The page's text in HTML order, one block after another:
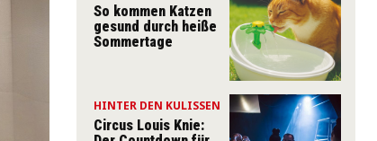
So kommen Katzen
gesund durch heiße
Sommertage
HINTER DEN KULISSEN
Circus Louis Knie: